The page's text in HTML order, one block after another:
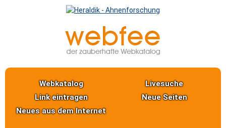
Webkatalog
Livesuche
Link eintragen
Neue Seiten
Neues aus dem Internet